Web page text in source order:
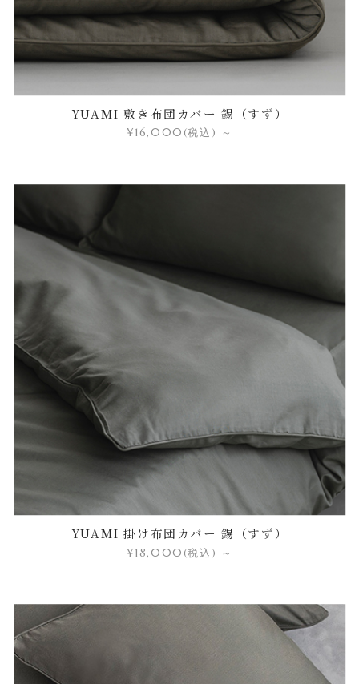
YUAMI 敷き布団カバー 錫（すず）
¥16,000 (税込) ～
YUAMI 掛け布団カバー 錫（すず）
¥18,000 (税込) ～